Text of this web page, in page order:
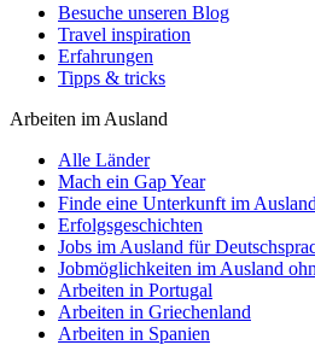
Besuche unseren Blog
Travel inspiration
Erfahrungen
Tipps & tricks
Arbeiten im Ausland
Alle Länder
Mach ein Gap Year
Finde eine Unterkunft im Ausland
Erfolgsgeschichten
Jobs im Ausland für
Jobmöglichkeiten im Ausland
Arbeiten in Portugal
Arbeiten in Griechenland
Arbeiten in Spanien